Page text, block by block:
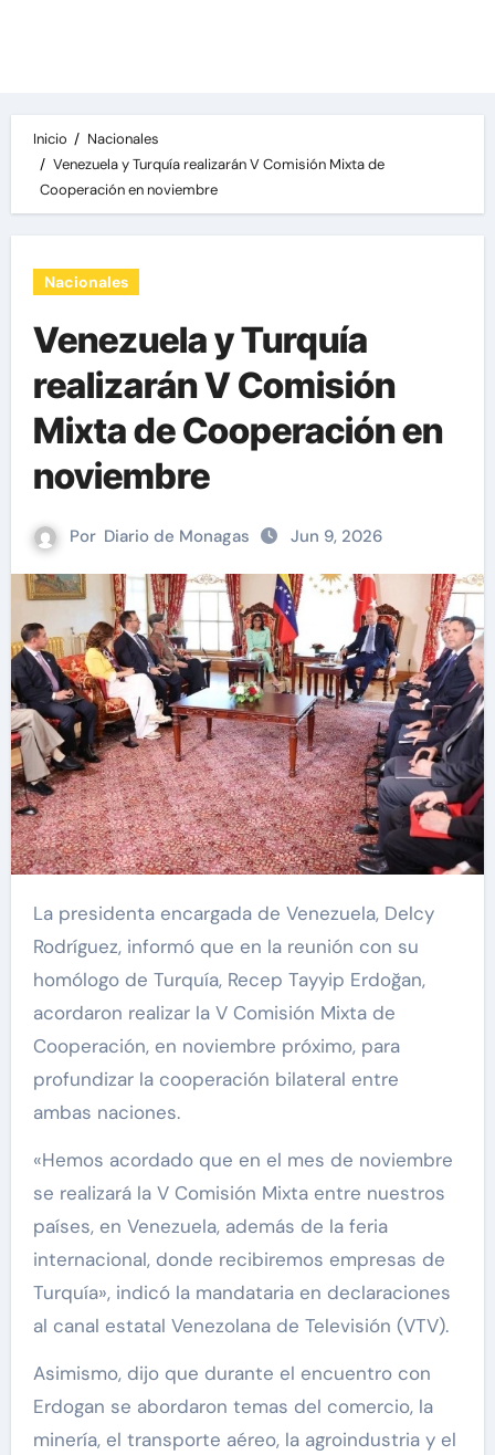
Inicio
Nacionales
Venezuela y Turquía realizarán V Comisión Mixta de
Cooperación en noviembre
Nacionales
Venezuela y Turquía
realizarán V Comisión
Mixta de Cooperación en
noviembre
Por Diario de Monagas Jun 9, 2026
La presidenta encargada de Venezuela, Delcy
Rodríguez, informó que en la reunión con su
homólogo de Turquía, Recep Tayyip Erdoğan,
acordaron realizar la V Comisión Mixta de
Cooperación, en noviembre próximo, para
profundizar la cooperación bilateral entre
ambas naciones.
«Hemos acordado que en el mes de noviembre
se realizará la V Comisión Mixta entre nuestros
países, en Venezuela, además de la feria
internacional, donde recibiremos empresas de
Turquía», indicó la mandataria en declaraciones
al canal estatal Venezolana de Televisión (VTV).
Asimismo, dijo que durante el encuentro con
Erdogan se abordaron temas del comercio, la
minería, el transporte aéreo, la agroindustria y el